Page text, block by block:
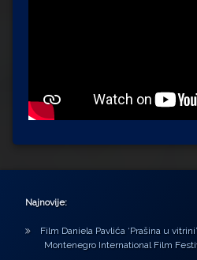
Najnovije:
Film Daniela Pavlića ‘Prašina u
Montenegro International Film